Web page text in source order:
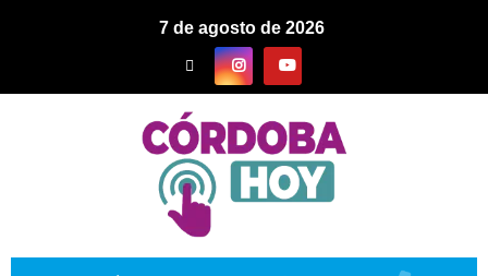
7 de agosto de 2026